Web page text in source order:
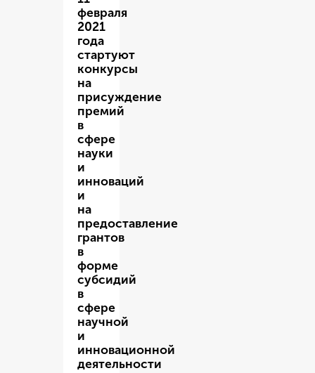
февраля
2021
года
стартуют
конкурсы
на
присуждение
премий
в
сфере
науки
и
инноваций
и
на
предоставление
грантов
в
форме
субсидий
в
сфере
научной
и
инновационной
деятельности